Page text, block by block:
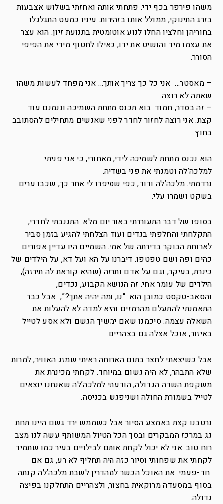
משהו פירפר בכף ידי. פתחתי אותה ואחזתי בשלוש אצבעות
בזרג התינוקי, ממולל אותו בזהירות. עיניו כמעט התגלגלו
בחוריהן וחלציו החלו לנוע אוטומטית בתנועת זיון. הוא עצר
את עצמו מיד והושיט את ידו, כאילו לחטוף מידי את הפיפי
הסורר.
– מאסטר… אני כל כך צריך אותך… אני מפחד לעשות משהו
שאתה לא רוצה.
– זה בסדר, חמוד. בוא תכנס מתחת השמיכה וננמנם עוד
קצת. אני רוצה לחזור לחדר לפני שאנשים מתחילים להסתובב
בחוץ.
הוא נכנס מתחת לשמיכה לידי, מאחורי, כי אני פניתי
למלכה’לה וטמנתי את פני בשדיה.
נרדמתי. מלכה’לה ודוד, כפי שסיפרו לי אחר כך, שכבו ערים
בשקט ושמרו עלי.
בסופו של דבר התעוררתי באור יום מלא. התגנבתי לחדרי,
התקלחתי והחלפתי בגדים ועוד הצלחתי להגיע בזמן סביר
לארוחת הבוקר בדירתה של אמי. השמיים היו עדיין אפורים
כהים ופה ושם טפטפו. דיברנו על הא ועל דא, על הילדים של
כינרת, בעיקר, וגם על אדם ותרזה (שהיא קוראת לה תירזה),
הילדים של עומר אחי. זה הנושא הקבוע, נכדים,
והסאב-טקסט כמובן הוא: “נו, ומה יהיה אתך?”, אבל כבר
התאמנתי להתעלם מהרמזים והיא למדה לא להעלות את
השאלה עצמה. סיכמנו שאם ימשיך הגשם ולא אסע לטייל
באיזור, אוכל אצלה גם בצהריים.
אבל כשיצאתי לחצר בתום הארוחה ראיתי שמזג האוויר, למרות
שלא התבהר, לא היה גשום במיוחד. לקחתי מכינרת את
משקפת השדה הגדולה, הודעתי למלכה’לה שאנחנו יוצאים
לטייל בשמורת החולה ושניפגש בכניסה.
נרטבנו קצת באמצע הסיור אבל כשממש ירד גשם היינו תחת
גג במרכז המבקרים ובסך הכל הטיול המשותף עשה לנו מצב
רוח טוב. אני לא יכול לקחת אותם לבילויים בעיר כמו שתמיד
לקחתי את שפחותי וסיור כזה היה תחליף לא רע, גם אם
חד-פעמי. את האוכל הכשר למהדרין לשבת מלכה’לה קנתה
בסוף במסעדה מרוקאית בחצור, ולצהריים התחלקנו בפיצה
גדולה.